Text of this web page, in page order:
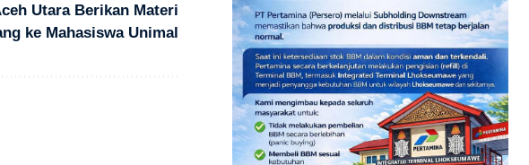
Utara Berikan Materi
ke Mahasiswa Unimal